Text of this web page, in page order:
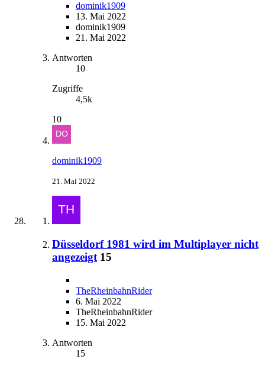
dominik1909
13. Mai 2022
dominik1909
21. Mai 2022
Antworten
10
Zugriffe
4,5k
10
dominik1909
21. Mai 2022
Düsseldorf 1981 wird im Multiplayer nicht
angezeigt 15
TheRheinbahnRider
6. Mai 2022
TheRheinbahnRider
15. Mai 2022
Antworten
15